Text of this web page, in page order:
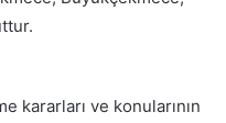
kararları ve konularının